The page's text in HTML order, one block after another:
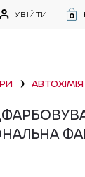
УВІЙТИ 0
❯